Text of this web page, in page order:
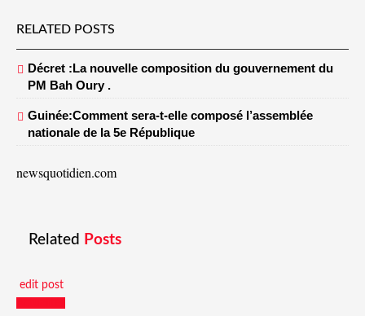
RELATED POSTS
Décret :La nouvelle composition du gouvernement du
PM Bah Oury .
Guinée:Comment sera-t-elle composé l’assemblée
nationale de la 5e République
newsquotidien.com
Related Posts
edit post